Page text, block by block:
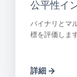
公平性イ
バイナリとマ
標を評価します
詳細